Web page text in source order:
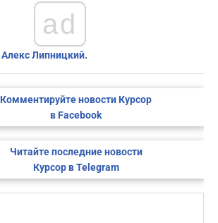
ad
Алекс Липницкий.
Комментируйте новости Курсор
в Facebook
Читайте последние новости
Курсор в Telegram